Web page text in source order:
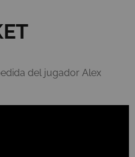
del jugador Alex